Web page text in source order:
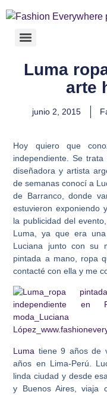
Luma
arte
junio 2, 2015
Hoy quiero que
independiente. Se trata
diseñadora y artista
de semanas conocí a
de Barranco, donde
estuvieron exponiendo
la publicidad del
Luma, ya que era
Luciana junto con su
pintada a mano, ropa
contacté con ella y me
Luma tiene 9 años de
años en Lima-Perú.
linda ciudad y desde
y Buenos Aires, viaja